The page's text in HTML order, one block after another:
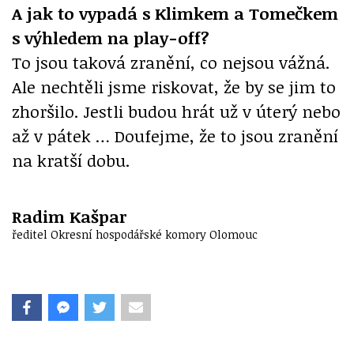
A jak to vypadá s Klimkem a Tomečkem
s výhledem na play-off?
To jsou taková zranění, co nejsou vážná.
Ale nechtěli jsme riskovat, že by se jim to
zhoršilo. Jestli budou hrát už v úterý nebo
až v pátek … Doufejme, že to jsou zranění
na kratší dobu.
Radim Kašpar
ředitel Okresní hospodářské komory Olomouc